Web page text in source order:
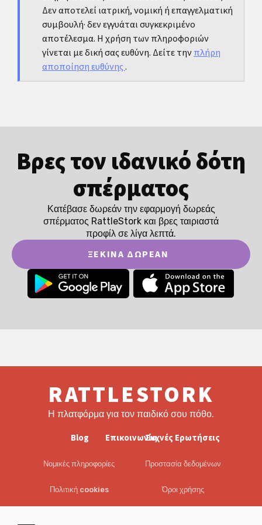
πειραματισμό.
Δεν αποτελεί ιατρική, νομική ή επαγγελματική
συμβουλή· δεν εγγυάται συγκεκριμένο
αποτέλεσμα. Η χρήση των πληροφοριών
γίνεται με δική σας ευθύνη. Δείτε τηνπλήρη
αποποίηση ευθύνης.
Βρες τον ιδανικό δότη
σπέρματος
Κατέβασε δωρεάν την εφαρμογή δωρεάς
σπέρματος RattleStork και βρες ταιριαστά
προφίλ σε λίγα λεπτά.
ΞΕΚΊΝΑ ΔΩΡΕΆΝ
RATTLESTORK
Η πλατφόρμα για τον παιδικό σου πόθο.
Blog ΕπικοινωνίαΣυχνές Ερωτήσεις
Νομικές πληροφορίες Προστασία δεδομένων
Πολιτική cookies Όροι χρήσης